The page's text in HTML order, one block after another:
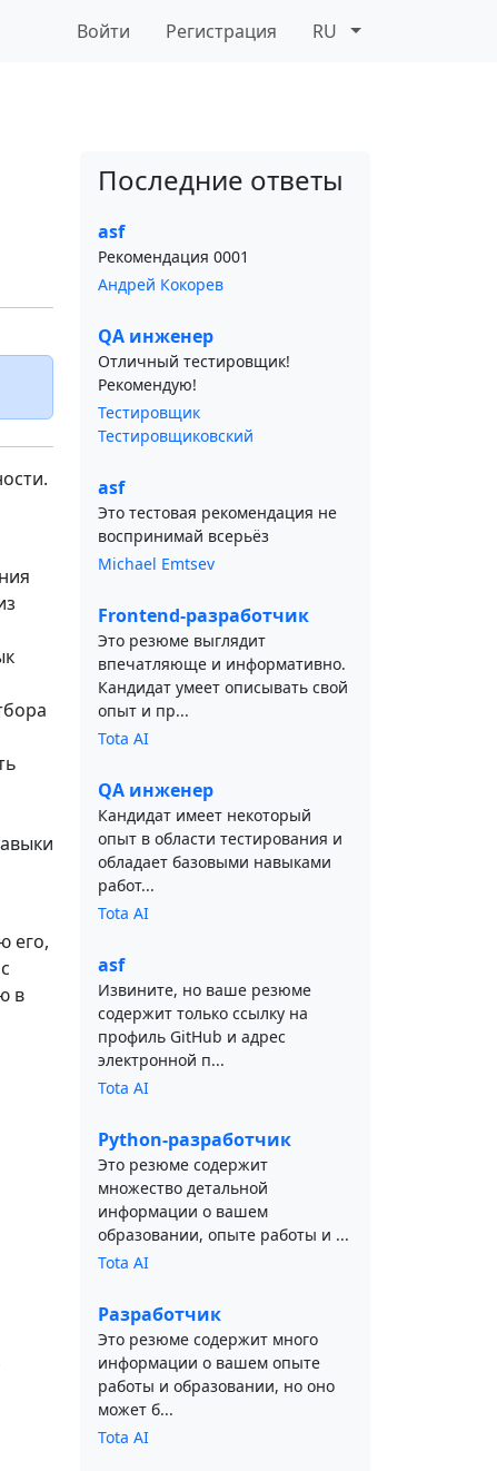
Войти Регистрация RU
его,
в
Последние ответы
asf
Рекомендация 0001
Андрей Кокорев
QA инженер
Отличный тестировщик!
Рекомендую!
Тестировщик
Тестировщиковский
asf
Это тестовая рекомендация не
воспринимай всерьёз
Michael Emtsev
Frontend-разработчик
Это резюме выглядит
впечатляюще и информативно.
Кандидат умеет описывать свой
опыт и пр...
Tota AI
QA инженер
Кандидат имеет некоторый
опыт в области тестирования и
обладает базовыми навыками
работ...
Tota AI
asf
Извините, но ваше резюме
содержит только ссылку на
профиль GitHub и адрес
электронной п...
Tota AI
Python-разработчик
Это резюме содержит
множество детальной
информации о вашем
образовании, опыте работы и ...
Tota AI
Разработчик
Это резюме содержит много
информации о вашем опыте
работы и образовании, но оно
может б...
Tota AI